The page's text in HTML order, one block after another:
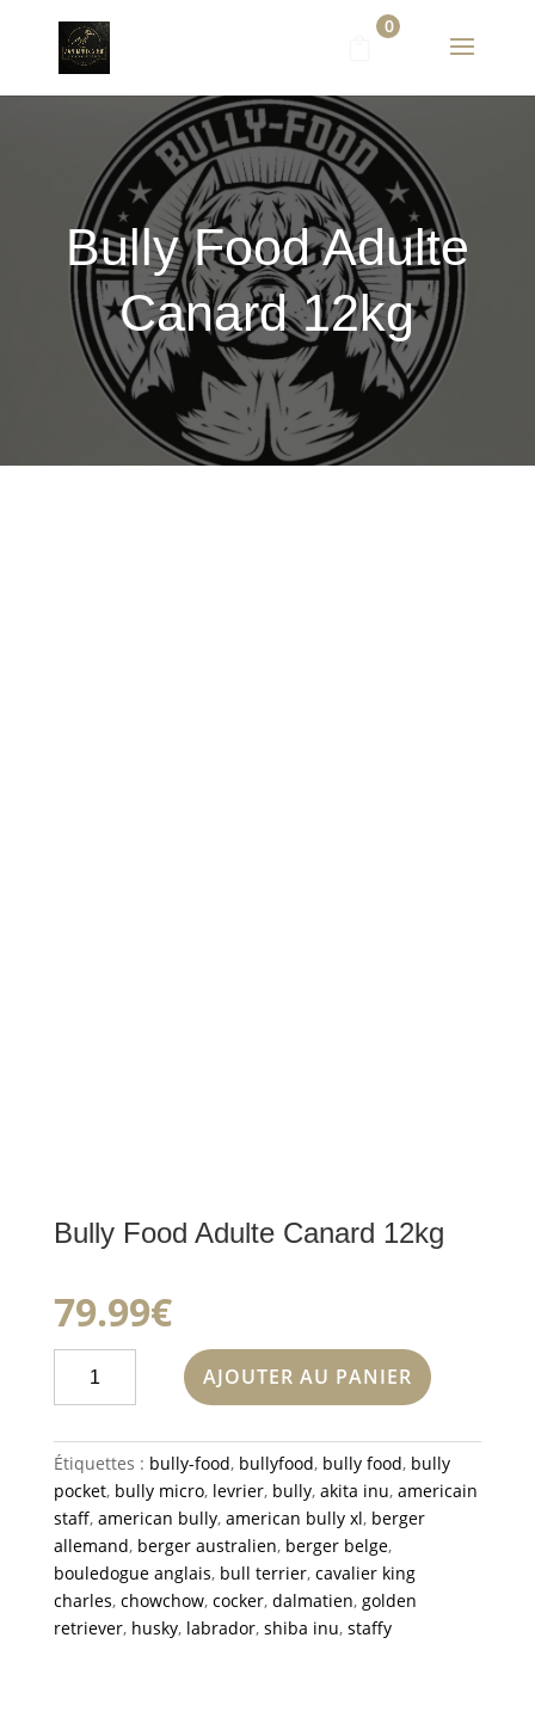
0
Bully Food Adulte
Canard 12kg
Bully Food Adulte Canard 12kg
79.99€
Food
Adulte
Canard
12kg
AJOUTER AU PANIER
Étiquettes : bully-food, bullyfood, bully food, bully
pocket, bully micro, levrier, bully, akita inu, americain
staff, american bully, american bully xl, berger
allemand, berger australien, berger belge,
bouledogue anglais, bull terrier, cavalier king
charles, chowchow, cocker, dalmatien, golden
retriever, husky, labrador, shiba inu, staffy